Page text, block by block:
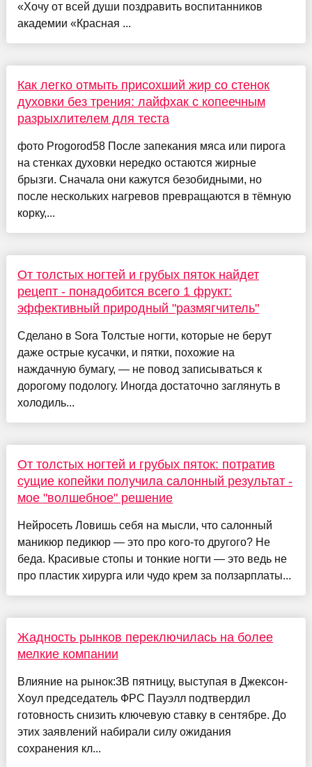
«Хочу от всей души поздравить воспитанников
академии «Красная ...
Как легко отмыть присохший жир со стенок
духовки без трения: лайфхак с копеечным
разрыхлителем для теста
фото Progorod58 После запекания мяса или пирога
на стенках духовки нередко остаются жирные
брызги. Сначала они кажутся безобидными, но
после нескольких нагревов превращаются в тёмную
корку,...
От толстых ногтей и грубых пяток найдет
рецепт - понадобится всего 1 фрукт:
эффективный природный "размягчитель"
Сделано в Sora Толстые ногти, которые не берут
даже острые кусачки, и пятки, похожие на
наждачную бумагу, — не повод записываться к
дорогому подологу. Иногда достаточно заглянуть в
холодиль...
От толстых ногтей и грубых пяток: потратив
сущие копейки получила салонный результат -
мое "волшебное" решение
Нейросеть Ловишь себя на мысли, что салонный
маникюр педикюр — это про кого-то другого? Не
беда. Красивые стопы и тонкие ногти — это ведь не
про пластик хирурга или чудо крем за ползарплаты...
Жадность рынков переключилась на более
мелкие компании
Влияние на рынок:3В пятницу, выступая в Джексон-
Хоул председатель ФРС Пауэлл подтвердил
готовность снизить ключевую ставку в сентябре. До
этих заявлений набирали силу ожидания
сохранения кл...